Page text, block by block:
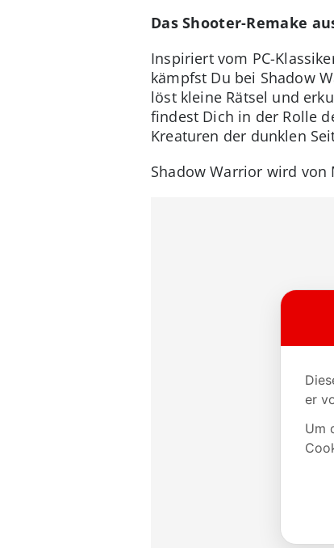
Das Shooter-Remake
Inspiriert vom PC-
kämpfst Du bei Shadow
löst kleine Rätsel und
findest Dich in der Rolle
Kreaturen der dunklen
Shadow Warrior wird